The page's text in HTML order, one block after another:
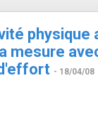
physique
mesure
- 18/04/08